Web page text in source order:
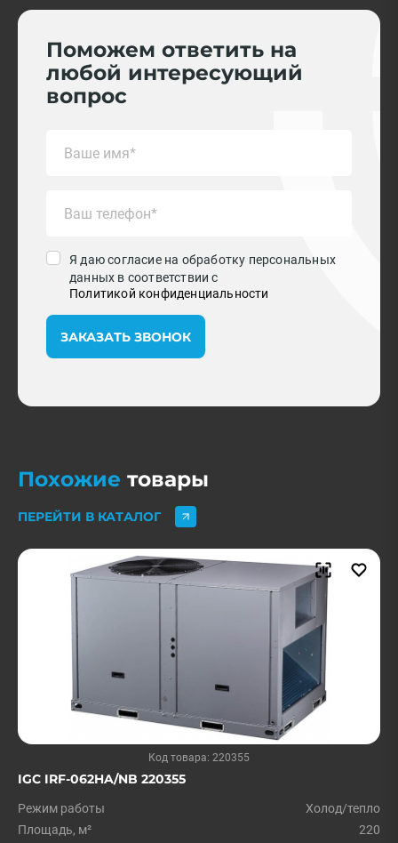
Поможем ответить на
любой интересующий
вопрос
Я даю согласие на обработку персональных
данных в соответствии с
Политикой конфиденциальности
ЗАКАЗАТЬ ЗВОНОК
Похожие товары
ПЕРЕЙТИ В КАТАЛОГ
Код товара: 220355
IGC IRF-062HA/NB 220355
Режим работы
Холод/тепло
Площадь, м²
220